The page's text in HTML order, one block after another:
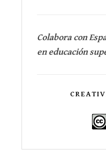
Colabora con
en educación